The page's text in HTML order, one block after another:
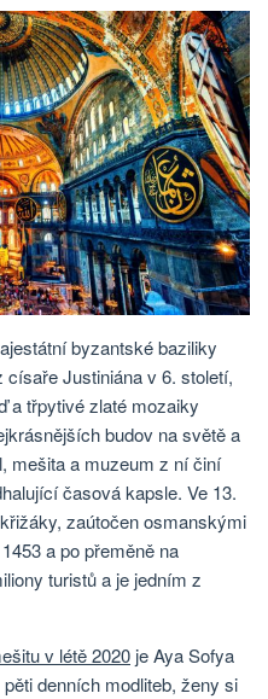
byzantské baziliky
císaře Justiniána v 6. století,
a třpytivé zlaté mozaiky
budov na světě a
mešita a muzeum z ní činí
časová kapsle. Ve 13.
zaútočen osmanskými
a po přeměně na
turistů a je jedním z
v létě 2020 je Aya Sofya
denních modliteb, ženy si